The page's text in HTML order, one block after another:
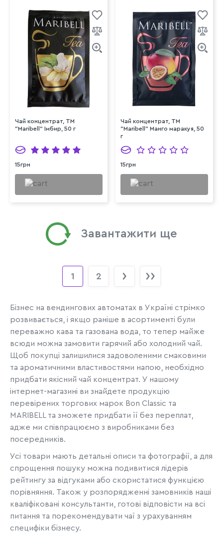
Чай концентрат, ТМ
"Maribell" Імбир, 50 г
15грн
Чай концентрат, ТМ
"Maribell" Манго маракуя, 50
г
15грн
Завантажити ще
1 2
Бізнес на вендингових автоматах в Україні стрімко
розвивається, і якщо раніше в асортименті були
переважно кава та газована вода, то тепер майже
всюди можна замовити гарячий або холодний чай.
Щоб покупці залишилися задоволеними смаковими
та ароматичними властивостями напою, необхідно
придбати якісний чай концентрат. У нашому
інтернет-магазині ви знайдете продукцію
перевірених торгових марок Bon Classic та
MARIBELL та зможете придбати її без переплат,
адже ми співпрацюємо з виробниками без
посередників.
Усі товари мають детальні описи та фотографії, а для
спрощення пошуку можна подивитися лідерів
рейтингу за відгуками або скористатися функцією
порівняння. Також у розпорядженні замовників наші
кваліфіковані консультанти, готові відповісти на всі
питання та порекомендувати чаї з урахуванням
специфіки бізнесу.